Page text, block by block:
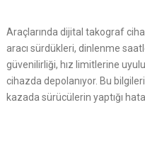
Araçlarında dijital takograf
aracı sürdükleri, dinlenme
güvenilirliği, hız limitlerine
cihazda depolanıyor. Bu
kazada sürücülerin yaptığı